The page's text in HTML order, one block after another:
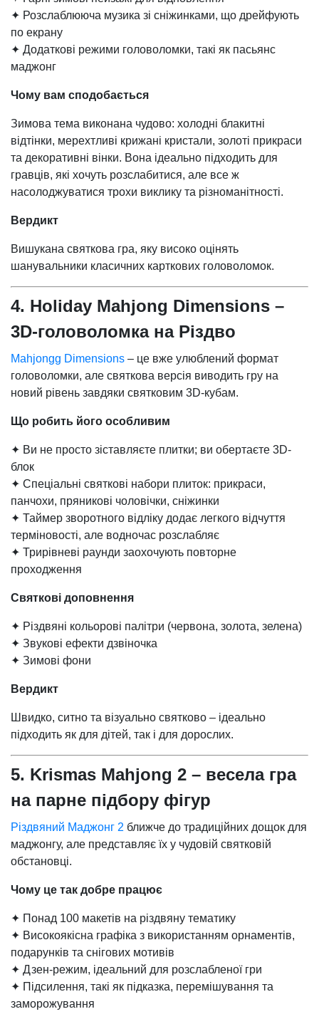
✦ Розслаблююча музика зі сніжинками, що дрейфують
по екрану
✦ Додаткові режими головоломки, такі як пасьянс
маджонг
Чому вам сподобається
Зимова тема виконана чудово: холодні блакитні
відтінки, мерехтливі крижані кристали, золоті прикраси
та декоративні вінки. Вона ідеально підходить для
гравців, які хочуть розслабитися, але все ж
насолоджуватися трохи виклику та різноманітності.
Вердикт
Вишукана святкова гра, яку високо оцінять
шанувальники класичних карткових головоломок.
4. Holiday Mahjong Dimensions –
3D-головоломка на Різдво
Mahjongg Dimensions – це вже улюблений формат
головоломки, але святкова версія виводить гру на
новий рівень завдяки святковим 3D-кубам.
Що робить його особливим
✦ Ви не просто зіставляєте плитки; ви обертаєте 3D-
блок
✦ Спеціальні святкові набори плиток: прикраси,
панчохи, пряникові чоловічки, сніжинки
✦ Таймер зворотного відліку додає легкого відчуття
терміновості, але водночас розслабляє
✦ Трирівневі раунди заохочують повторне
проходження
Святкові доповнення
✦ Різдвяні кольорові палітри (червона, золота, зелена)
✦ Звукові ефекти дзвіночка
✦ Зимові фони
Вердикт
Швидко, ситно та візуально святково – ідеально
підходить як для дітей, так і для дорослих.
5. Krismas Mahjong 2 – весела гра
на парне підбору фігур
Різдвяний Маджонг 2 ближче до традиційних дощок для
маджонгу, але представляє їх у чудовій святковій
обстановці.
Чому це так добре працює
✦ Понад 100 макетів на різдвяну тематику
✦ Високоякісна графіка з використанням орнаментів,
подарунків та снігових мотивів
✦ Дзен-режим, ідеальний для розслабленої гри
✦ Підсилення, такі як підказка, перемішування та
заморожування